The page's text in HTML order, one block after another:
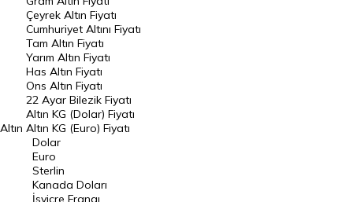
Raporlar
Endeksler
DÖVİZ
Döviz Kuru
Dolar Kuru
Euro Kuru
Pound Kuru
Frank Kuru
Altın
Çeyrek Altın Fiyatı
Cumhuriyet Altını Fiyatı
Tam Altın Fiyatı
Yarım Altın Fiyatı
Has Altın Fiyatı
Ons Altın Fiyatı
22 Ayar Bilezik Fiyatı
Altın KG (Dolar) Fiyatı
Altın KG (Euro) Fiyatı
Dolar
Euro
Sterlin
Kanada Doları
İsviçre Frangı